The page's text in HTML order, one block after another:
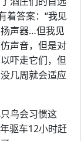
着答案：“我见
声器…但我见
声音，但是对
吓走它们，但
几周就会适应
鸟会习惯这
驱车12小时赶